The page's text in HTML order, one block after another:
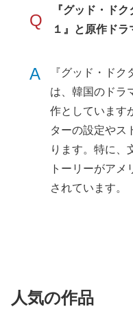
Q
『グッド・ド
１』と原作ド
A
『グッド・ドク
は、韓国のドラ
作としています
ターの設定やス
ります。特に、
トーリーがア
されています。
人気の作品